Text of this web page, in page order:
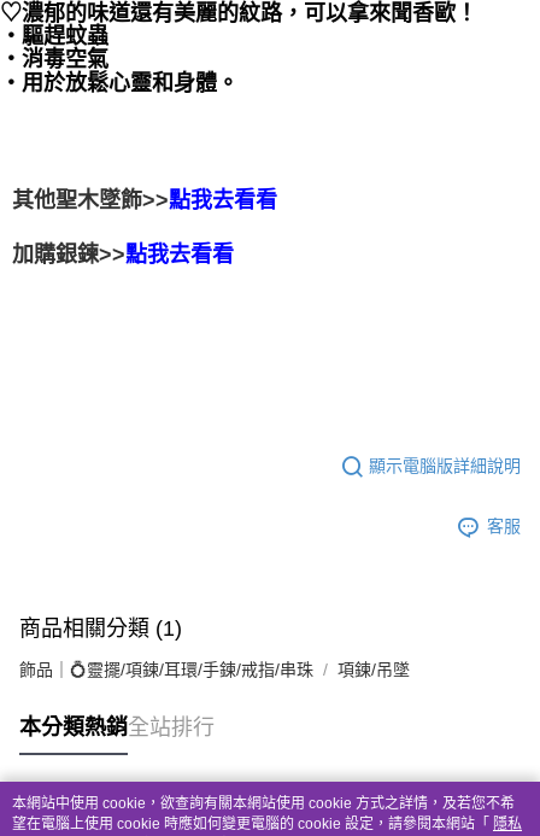
♡濃郁的味道還有美麗的紋路，可以拿來聞香歐！
‧驅趕蚊蟲
‧消毒空氣
‧用於放鬆心靈和身體。
其他聖木墜飾>>點我去看看
加購銀鍊>>點我去看看
顯示電腦版詳細說明
客服
商品相關分類 (1)
飾品｜💍靈擺/項鍊/耳環/手鍊/戒指/串珠 項鍊/吊墜
本分類熱銷全站排行
熱門標籤
本網站中使用 cookie，欲查詢有關本網站使用 cookie 方式之詳情，及若您不希
望在電腦上使用 cookie 時應如何變更電腦的 cookie 設定，請參閱本網站「 隱私